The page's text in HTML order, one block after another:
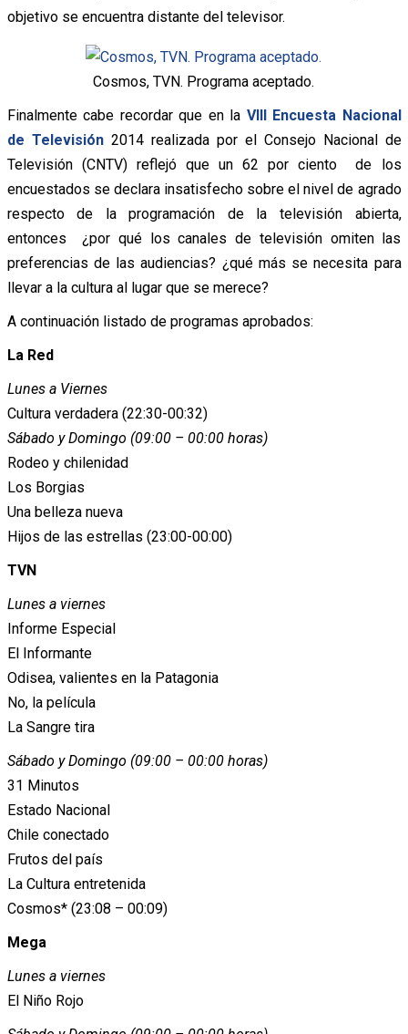
objetivo se encuentra distante del televisor.
Cosmos, TVN. Programa aceptado.
Finalmente cabe recordar que en la VIII Encuesta Nacional
de Televisión 2014 realizada por el Consejo Nacional de
Televisión (CNTV) reflejó que un 62 por ciento de los
encuestados se declara insatisfecho sobre el nivel de agrado
respecto de la programación de la televisión abierta,
entonces ¿por qué los canales de televisión omiten las
preferencias de las audiencias? ¿qué más se necesita para
llevar a la cultura al lugar que se merece?
A continuación listado de programas aprobados:
La Red
Lunes a Viernes
Cultura verdadera (22:30-00:32)
Sábado y Domingo (09:00 – 00:00 horas)
Rodeo y chilenidad
Los Borgias
Una belleza nueva
Hijos de las estrellas (23:00-00:00)
TVN
Lunes a viernes
Informe Especial
El Informante
Odisea, valientes en la Patagonia
No, la película
La Sangre tira
Sábado y Domingo (09:00 – 00:00 horas)
31 Minutos
Estado Nacional
Chile conectado
Frutos del país
La Cultura entretenida
Cosmos* (23:08 – 00:09)
Mega
Lunes a viernes
El Niño Rojo